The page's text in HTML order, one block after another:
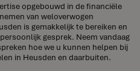
opgebouwd in de financiële
van weloverwogen
is gemakkelijk te bereiken en
gesprek. Neem vandaag
hoe we u kunnen helpen bij
in Heusden en daarbuiten.